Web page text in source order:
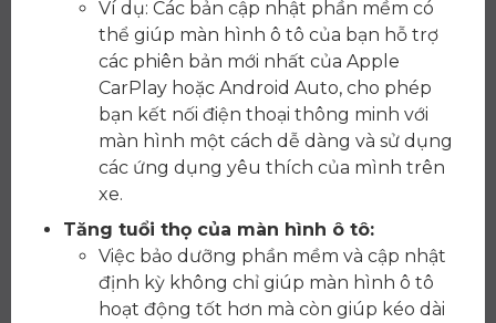
Ví dụ: Các bản cập nhật phần mềm có
thể giúp màn hình ô tô của bạn hỗ trợ
các phiên bản mới nhất của Apple
CarPlay hoặc Android Auto, cho phép
bạn kết nối điện thoại thông minh với
màn hình một cách dễ dàng và sử dụng
các ứng dụng yêu thích của mình trên
xe.
Tăng tuổi thọ của màn hình ô tô:
Việc bảo dưỡng phần mềm và cập nhật
định kỳ không chỉ giúp màn hình ô tô
hoạt động tốt hơn mà còn giúp kéo dài